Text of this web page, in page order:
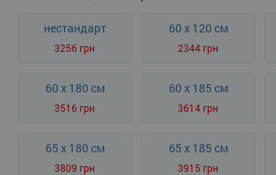
нестандарт
3256 грн
60 x 120 см
2344 грн
60 x 180 см
3516 грн
60 x 185 см
3614 грн
65 x 180 см
3809 грн
65 x 185 см
3915 грн